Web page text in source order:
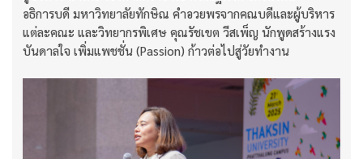
อธิการบดี มหาวิทยาลัยทักษิณ คำอวยพรจากคณบดีและผู้บริหาร
แต่ละคณะ และวิทยากรพิเศษ คุณรัชเขต วีสเพ็ญ นักพูดสร้างแรง
บันดาลใจ เพิ่มแพชชั่น (Passion) ก้าวต่อไปสู่วัยทำงาน